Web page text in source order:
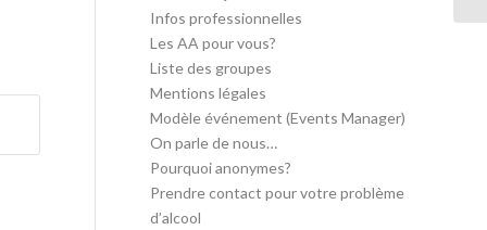
Infos professionnelles
Les AA pour vous?
Liste des groupes
Mentions légales
Modèle événement (Events Manager)
On parle de nous…
Pourquoi anonymes?
Prendre contact pour votre problème
d’alcool